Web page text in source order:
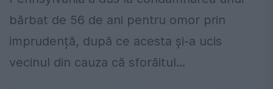
bărbat de 56 de ani pentru omor prin
imprudență, după ce acesta și-a ucis
vecinul din cauza că sforăitul...